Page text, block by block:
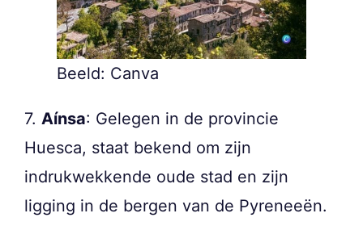
Beeld: Canva
7. Aínsa: Gelegen in de provincie
Huesca, staat bekend om zijn
indrukwekkende oude stad en zijn
ligging in de bergen van de Pyreneeën.